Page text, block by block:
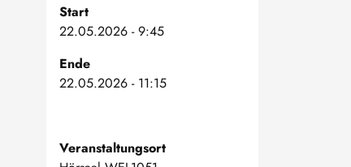
Start
22.05.2026 - 9:45
Ende
22.05.2026 - 11:15
Veranstaltungsort